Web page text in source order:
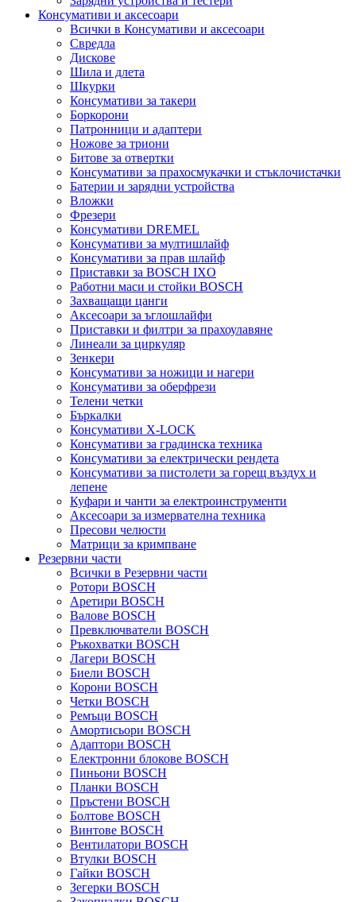
Консумативи и аксесоари
Всички в Консумативи и аксесоари
Свредла
Дискове
Шила и длета
Шкурки
Консумативи за такери
Боркорони
Патронници и адаптери
Ножове за триони
Битове за отвертки
Консумативи за прахосмукачки и стъклочистачки
Батерии и зарядни устройства
Вложки
Фрезери
Консумативи DREMEL
Консумативи за мултишлайф
Консумативи за прав шлайф
Приставки за BOSCH IXO
Работни маси и стойки BOSCH
Захващащи цанги
Аксесоари за ъглошлайфи
Приставки и филтри за прахоулавяне
Линеали за циркуляр
Зенкери
Консумативи за ножици и нагери
Консумативи за оберфрези
Телени четки
Бъркалки
Консумативи X-LOCK
Консумативи за градинска техника
Консумативи за електрически рендета
Консумативи за пистолети за горещ въздух и
лепене
Куфари и чанти за електроинструменти
Аксесоари за измервателна техника
Пресови челюсти
Матрици за кримпване
Резервни части
Всички в Резервни части
Ротори BOSCH
Аретири BOSCH
Валове BOSCH
Превключватели BOSCH
Ръкохватки BOSCH
Лагери BOSCH
Биели BOSCH
Корони BOSCH
Четки BOSCH
Ремъци BOSCH
Амортисьори BOSCH
Адаптори BOSCH
Електронни блокове BOSCH
Пиньони BOSCH
Планки BOSCH
Пръстени BOSCH
Болтове BOSCH
Винтове BOSCH
Вентилатори BOSCH
Втулки BOSCH
Гайки BOSCH
Зегерки BOSCH